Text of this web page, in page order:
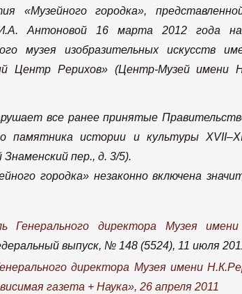
«Музейного городка»,
Антоновой 16 марта 2012 года на
музея изобразительных искусств
Центр Рерихов» (Центр-Музей имени
все ранее принятые
памятника истории и культуры
пер., д. 3/5).
городка» незаконно включена
директора Музея имени
выпуск, № 148 (5524), 11 июля
директора Музея имени
газета + Наука», 26 апреля 2011